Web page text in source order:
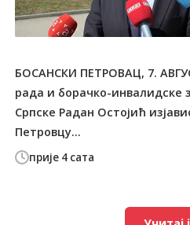
прије 4 сата
БОСАНСКИ ПЕТРОВАЦ, 7.
рада и борачко-инвалидске
Српске Радан Остојић
Петровцу...